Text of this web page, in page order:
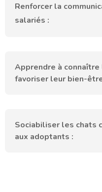
Renforcer la
salariés :
Apprendre à
favoriser leur bien-
Sociabiliser les chats
aux adoptants :